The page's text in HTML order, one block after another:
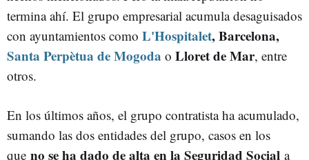
termina ahí. El grupo empresarial acumula desaguisados
con ayuntamientos como L'Hospitalet, Barcelona,
Santa Perpètua de Mogoda o Lloret de Mar, entre
otros.
En los últimos años, el grupo contratista ha acumulado,
sumando las dos entidades del grupo, casos en los
que no se ha dado de alta en la Seguridad Social a